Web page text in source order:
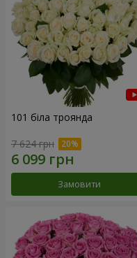
101 біла троянда
7 624 грн
Замовити